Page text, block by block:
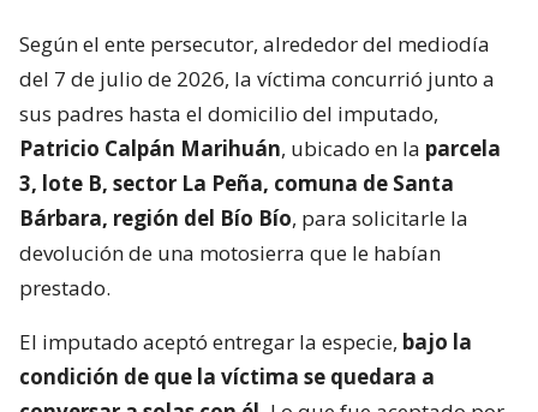
Según el ente persecutor, alrededor del mediodía
del 7 de julio de 2026, la víctima concurrió junto a
sus padres hasta el domicilio del imputado,
Patricio Calpán Marihuán, ubicado en la parcela
3, lote B, sector La Peña, comuna de Santa
Bárbara, región del Bío Bío, para solicitarle la
devolución de una motosierra que le habían
prestado.
El imputado aceptó entregar la especie, bajo la
condición de que la víctima se quedara a